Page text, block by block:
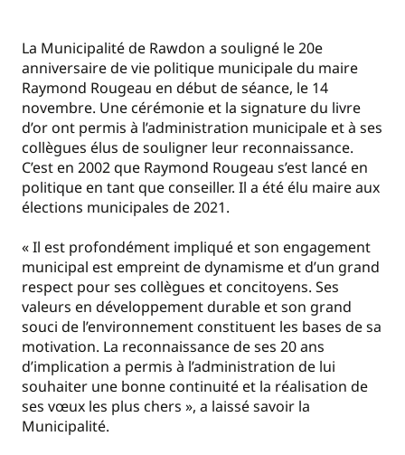
La Municipalité de Rawdon a souligné le 20e
anniversaire de vie politique municipale du maire
Raymond Rougeau en début de séance, le 14
novembre. Une cérémonie et la signature du livre
d’or ont permis à l’administration municipale et à ses
collègues élus de souligner leur reconnaissance.
C’est en 2002 que Raymond Rougeau s’est lancé en
politique en tant que conseiller. Il a été élu maire aux
élections municipales de 2021.
« Il est profondément impliqué et son engagement
municipal est empreint de dynamisme et d’un grand
respect pour ses collègues et concitoyens. Ses
valeurs en développement durable et son grand
souci de l’environnement constituent les bases de sa
motivation. La reconnaissance de ses 20 ans
d’implication a permis à l’administration de lui
souhaiter une bonne continuité et la réalisation de
ses vœux les plus chers », a laissé savoir la
Municipalité.